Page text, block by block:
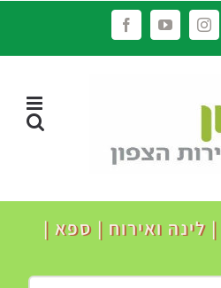
Instagram
YouTube
Facebook
לינה ואירוח | ספא |